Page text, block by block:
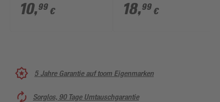
10,99 € 18,99 €
5 Jahre Garantie auf toom Eigenmarken
Sorglos, 90 Tage Umtauschgarantie